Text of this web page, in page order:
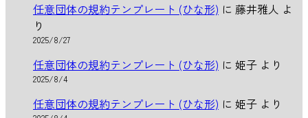
任意団体の規約テンプレート (ひな形) に 藤井雅人 よ
り
2025/8/27
任意団体の規約テンプレート (ひな形) に 姫子 より
2025/8/4
任意団体の規約テンプレート (ひな形) に 姫子 より